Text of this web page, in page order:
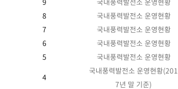
8
국내풍력발전소 운영현황
7
국내풍력발전소 운영현황
6
국내풍력발전소 운영현황
5
국내풍력발전소 운영현황
4
국내풍력발전소 운영현황(201
7년 말 기준)